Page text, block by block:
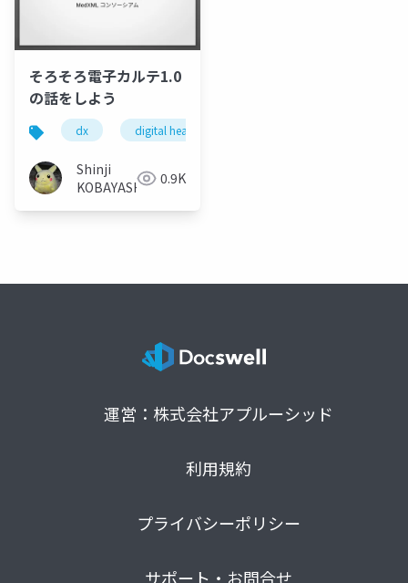
そろそろ電子カルテ1.0
の話をしよう
dx digital health
Shinji
KOBAYASHI
0.9K
運営：株式会社アプルーシッド
利用規約
プライバシーポリシー
サポート・お問合せ